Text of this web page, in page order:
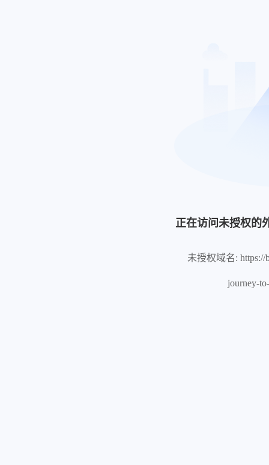
正在访问未授权的
未授权域名: https://
journey-